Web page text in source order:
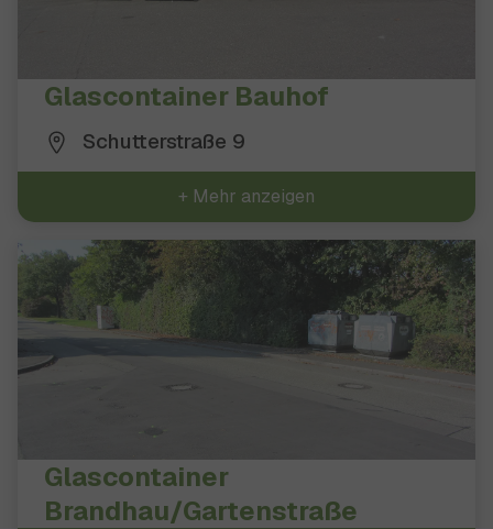
Glascontainer Bauhof
Schutterstraße 9
+ Mehr anzeigen
Glascontainer
Brandhau/Gartenstraße